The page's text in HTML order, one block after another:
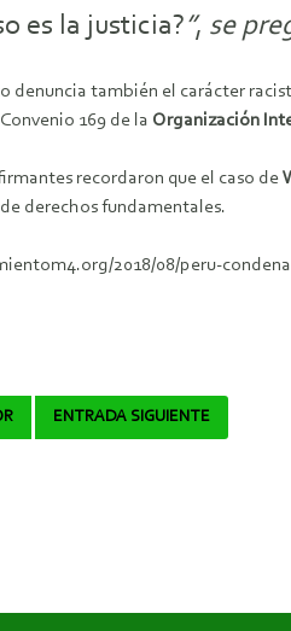
es la justicia?”, se
denuncia también el carácter
169 de la Organización
recordaron que el caso de
derechos fundamentales.
2018/08/peru-
ENTRADA SIGUIENTE